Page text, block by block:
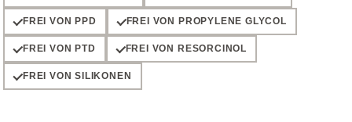
FREI VON PPD FREI VON PROPYLENE GLYCOL
FREI VON PTD FREI VON RESORCINOL
FREI VON SILIKONEN